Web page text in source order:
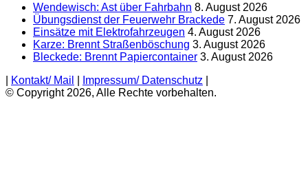
Wendewisch: Ast über Fahrbahn 8. August 2026
Übungsdienst der Feuerwehr Brackede 7. August 2026
Einsätze mit Elektrofahrzeugen 4. August 2026
Karze: Brennt Straßenböschung 3. August 2026
Bleckede: Brennt Papiercontainer 3. August 2026
Kontakt/ Mail Impressum/ Datenschutz
© Copyright 2026, Alle Rechte vorbehalten.